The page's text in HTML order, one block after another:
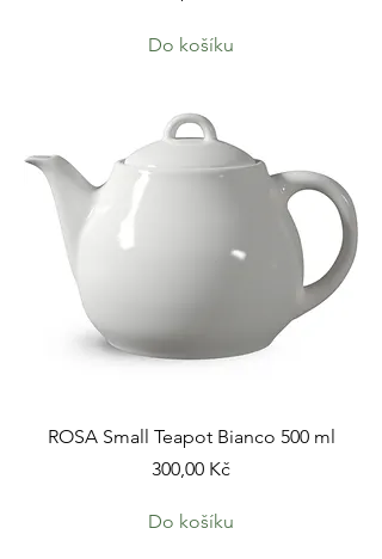
Do košíku
ROSA Small Teapot Bianco 500 ml
Cena
300,00 Kč
Do košíku